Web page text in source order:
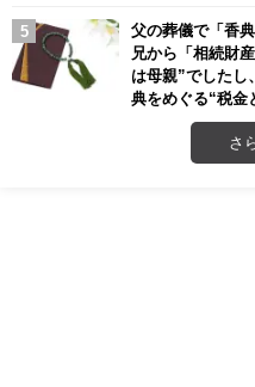
父の葬儀で「香
兄から「相続財
は母親”でしたし
典をめぐる“税金
さ